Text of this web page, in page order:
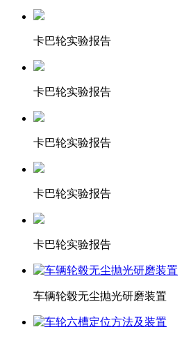
卡巴轮实验报告
卡巴轮实验报告
卡巴轮实验报告
卡巴轮实验报告
卡巴轮实验报告
车辆轮毂无尘抛光研磨装置